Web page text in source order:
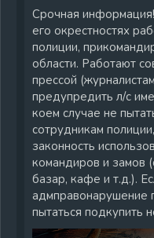
к
Срочная
его окрестностях
полиции,
области. Работают
прессой
предупредить л/с
коем случае не
сотрудникам
законность
командиров и замов
базар, кафе и т.д.).
адмправонарушение
пытаться подкупить